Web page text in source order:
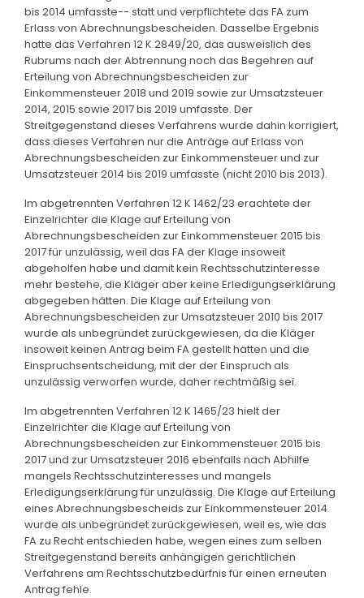
bis 2014 umfasste-- statt und verpflichtete das FA zum
Erlass von Abrechnungsbescheiden. Dasselbe Ergebnis
hatte das Verfahren 12 K 2849/20, das ausweislich des
Rubrums nach der Abtrennung noch das Begehren auf
Erteilung von Abrechnungsbescheiden zur
Einkommensteuer 2018 und 2019 sowie zur Umsatzsteuer
2014, 2015 sowie 2017 bis 2019 umfasste. Der
Streitgegenstand dieses Verfahrens wurde dahin korrigiert,
dass dieses Verfahren nur die Anträge auf Erlass von
Abrechnungsbescheiden zur Einkommensteuer und zur
Umsatzsteuer 2014 bis 2019 umfasste (nicht 2010 bis 2013).
Im abgetrennten Verfahren 12 K 1462/23 erachtete der
Einzelrichter die Klage auf Erteilung von
Abrechnungsbescheiden zur Einkommensteuer 2015 bis
2017 für unzulässig, weil das FA der Klage insoweit
abgeholfen habe und damit kein Rechtsschutzinteresse
mehr bestehe, die Kläger aber keine Erledigungserklärung
abgegeben hätten. Die Klage auf Erteilung von
Abrechnungsbescheiden zur Umsatzsteuer 2010 bis 2017
wurde als unbegründet zurückgewiesen, da die Kläger
insoweit keinen Antrag beim FA gestellt hätten und die
Einspruchsentscheidung, mit der der Einspruch als
unzulässig verworfen wurde, daher rechtmäßig sei.
Im abgetrennten Verfahren 12 K 1465/23 hielt der
Einzelrichter die Klage auf Erteilung von
Abrechnungsbescheiden zur Einkommensteuer 2015 bis
2017 und zur Umsatzsteuer 2016 ebenfalls nach Abhilfe
mangels Rechtsschutzinteresses und mangels
Erledigungserklärung für unzulässig. Die Klage auf Erteilung
eines Abrechnungsbescheids zur Einkommensteuer 2014
wurde als unbegründet zurückgewiesen, weil es, wie das
FA zu Recht entschieden habe, wegen eines zum selben
Streitgegenstand bereits anhängigen gerichtlichen
Verfahrens am Rechtsschutzbedürfnis für einen erneuten
Antrag fehle.